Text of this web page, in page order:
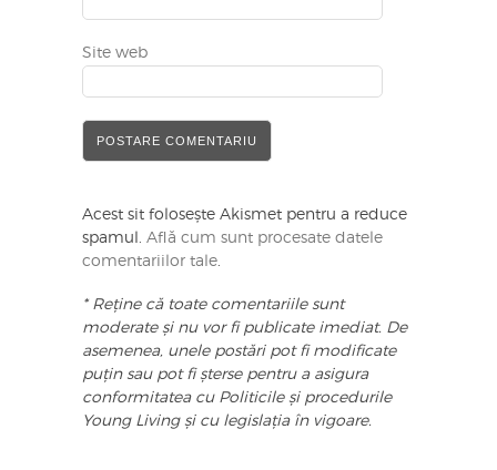
Site web
Acest sit folosește Akismet pentru a reduce
spamul. Află cum sunt procesate datele
comentariilor tale
* Reține că toate comentariile sunt
moderate și nu vor fi publicate imediat. De
asemenea, unele postări pot fi modificate
puțin sau pot fi șterse pentru a asigura
conformitatea cu Politicile și procedurile
Young Living și cu legislația în vigoare.